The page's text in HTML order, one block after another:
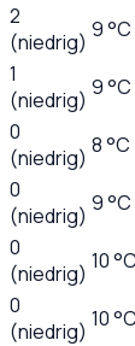
2
(niedrig) 9 °C
1
(niedrig) 9 °C
0
(niedrig) 8 °C
0
(niedrig) 9 °C
0
(niedrig) 10
0
(niedrig) 10